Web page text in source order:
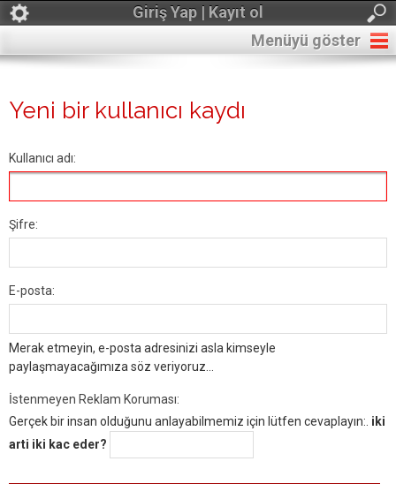
Giriş Yap | Kayıt ol
Menüyü göster
Yeni bir kullanıcı kaydı
Kullanıcı adı:
Şifre:
E-posta:
Merak etmeyin, e-posta adresinizi asla kimseyle
paylaşmayacağımıza söz veriyoruz...
İstenmeyen Reklam Koruması:
Gerçek bir insan olduğunu anlayabilmemiz için lütfen cevaplayın:. iki
arti iki kac eder?